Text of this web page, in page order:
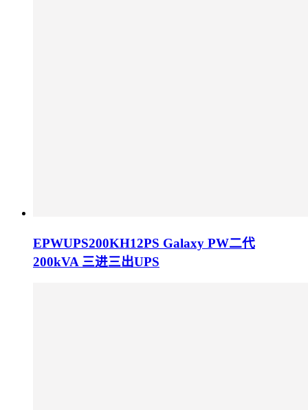
EPWUPS200KH12PS Galaxy PW二代
200kVA 三进三出UPS